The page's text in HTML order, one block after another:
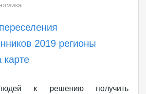
2019 регионы
карте
к решению получить